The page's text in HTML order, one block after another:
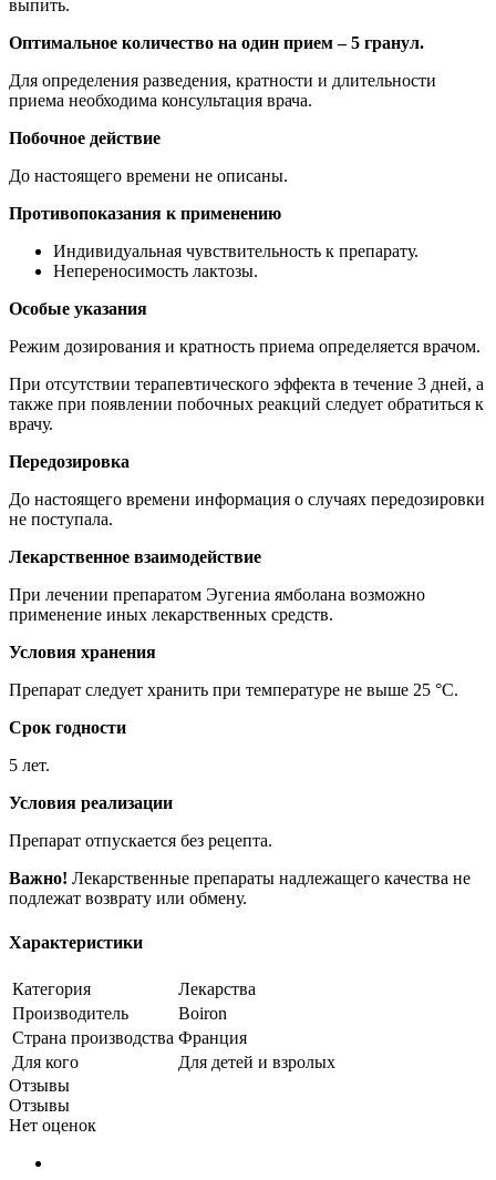
выпить.
Оптимальное количество на один прием – 5 гранул.
Для определения разведения, кратности и длительности
приема необходима консультация врача.
Побочное действие
До настоящего времени не описаны.
Противопоказания к применению
Индивидуальная чувствительность к препарату.
Непереносимость лактозы.
Особые указания
Режим дозирования и кратность приема определяется врачом.
При отсутствии терапевтического эффекта в течение 3 дней, а
также при появлении побочных реакций следует обратиться к
врачу.
Передозировка
До настоящего времени информация о случаях передозировки
не поступала.
Лекарственное взаимодействие
При лечении препаратом Эугениа ямболана возможно
применение иных лекарственных средств.
Условия хранения
Препарат следует хранить при температуре не выше 25 °C.
Срок годности
5 лет.
Условия реализации
Препарат отпускается без рецепта.
Важно! Лекарственные препараты надлежащего качества не
подлежат возврату или обмену.
Характеристики
Категория
Лекарства
Производитель
Boiron
Страна производства Франция
Для кого
Для детей и взролых
Отзывы
Отзывы
Нет оценок